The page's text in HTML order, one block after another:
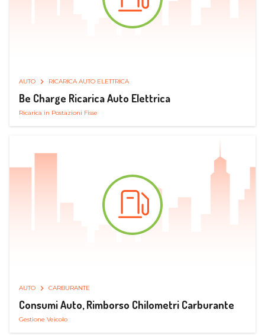
AUTO RICARICA AUTO ELETTRICA
Be Charge Ricarica Auto Elettrica
Ricarica in Postazioni Fisse
AUTO CARBURANTE
Consumi Auto, Rimborso Chilometri Carburante
Gestione Veicolo